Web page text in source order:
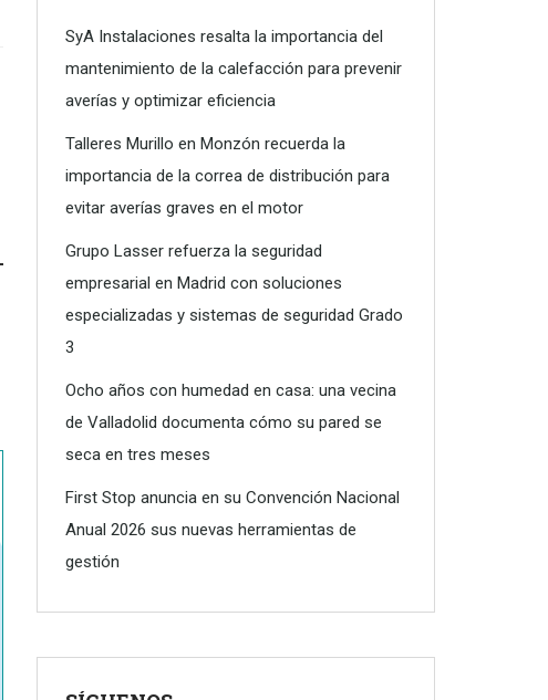
SyA Instalaciones resalta la importancia del
mantenimiento de la calefacción para prevenir
averías y optimizar eficiencia
Talleres Murillo en Monzón recuerda la
importancia de la correa de distribución para
evitar averías graves en el motor
Grupo Lasser refuerza la seguridad
empresarial en Madrid con soluciones
especializadas y sistemas de seguridad Grado
3
Ocho años con humedad en casa: una vecina
de Valladolid documenta cómo su pared se
seca en tres meses
First Stop anuncia en su Convención Nacional
Anual 2026 sus nuevas herramientas de
gestión